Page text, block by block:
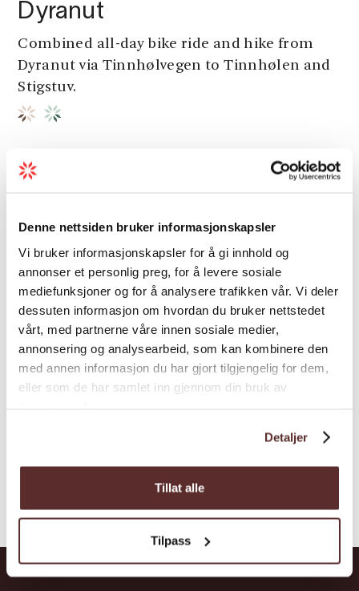
Denne nettsiden bruker informasjonskapsler
Vi bruker informasjonskapsler for å gi innhold og
annonser et personlig preg, for å levere sosiale
mediefunksjoner og for å analysere trafikken vår. Vi deler
dessuten informasjon om hvordan du bruker nettstedet
vårt, med partnerne våre innen sosiale medier,
annonsering og analysearbeid, som kan kombinere den
med annen informasjon du har gjort tilgjengelig for dem,
eller som de har samlet inn gjennom din bruk av
Detaljer
Tillat alle
Tilpass
Dyranut
Combined all-day bike ride and hike from
Dyranut via Tinnhølvegen to Tinnhølen and
Stigstuv.
Bicycle | Bicycle trip